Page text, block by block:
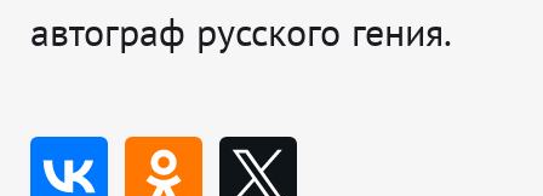
автограф русского гения.